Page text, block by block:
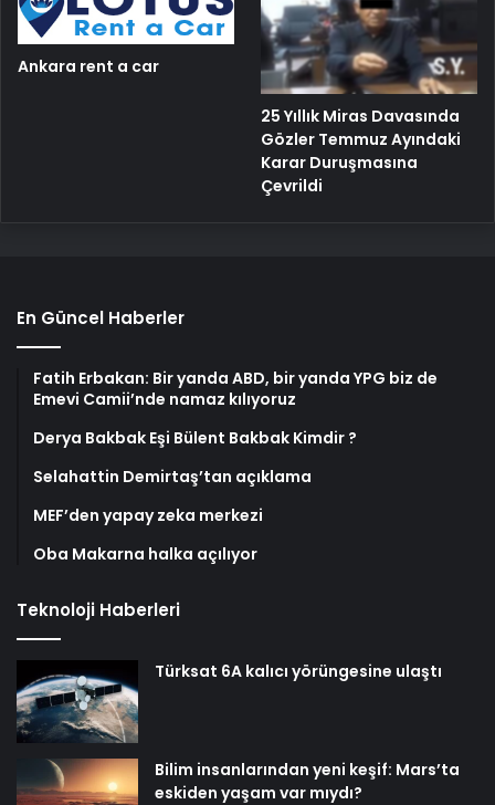
Ankara rent a car
25 Yıllık Miras Davasında
Gözler Temmuz Ayındaki
Karar Duruşmasına
Çevrildi
En Güncel Haberler
Fatih Erbakan: Bir yanda ABD, bir yanda YPG biz de
Emevi Camii’nde namaz kılıyoruz
Derya Bakbak Eşi Bülent Bakbak Kimdir ?
Selahattin Demirtaş’tan açıklama
MEF’den yapay zeka merkezi
Oba Makarna halka açılıyor
Teknoloji Haberleri
Türksat 6A kalıcı yörüngesine ulaştı
Bilim insanlarından yeni keşif: Mars’ta
eskiden yaşam var mıydı?